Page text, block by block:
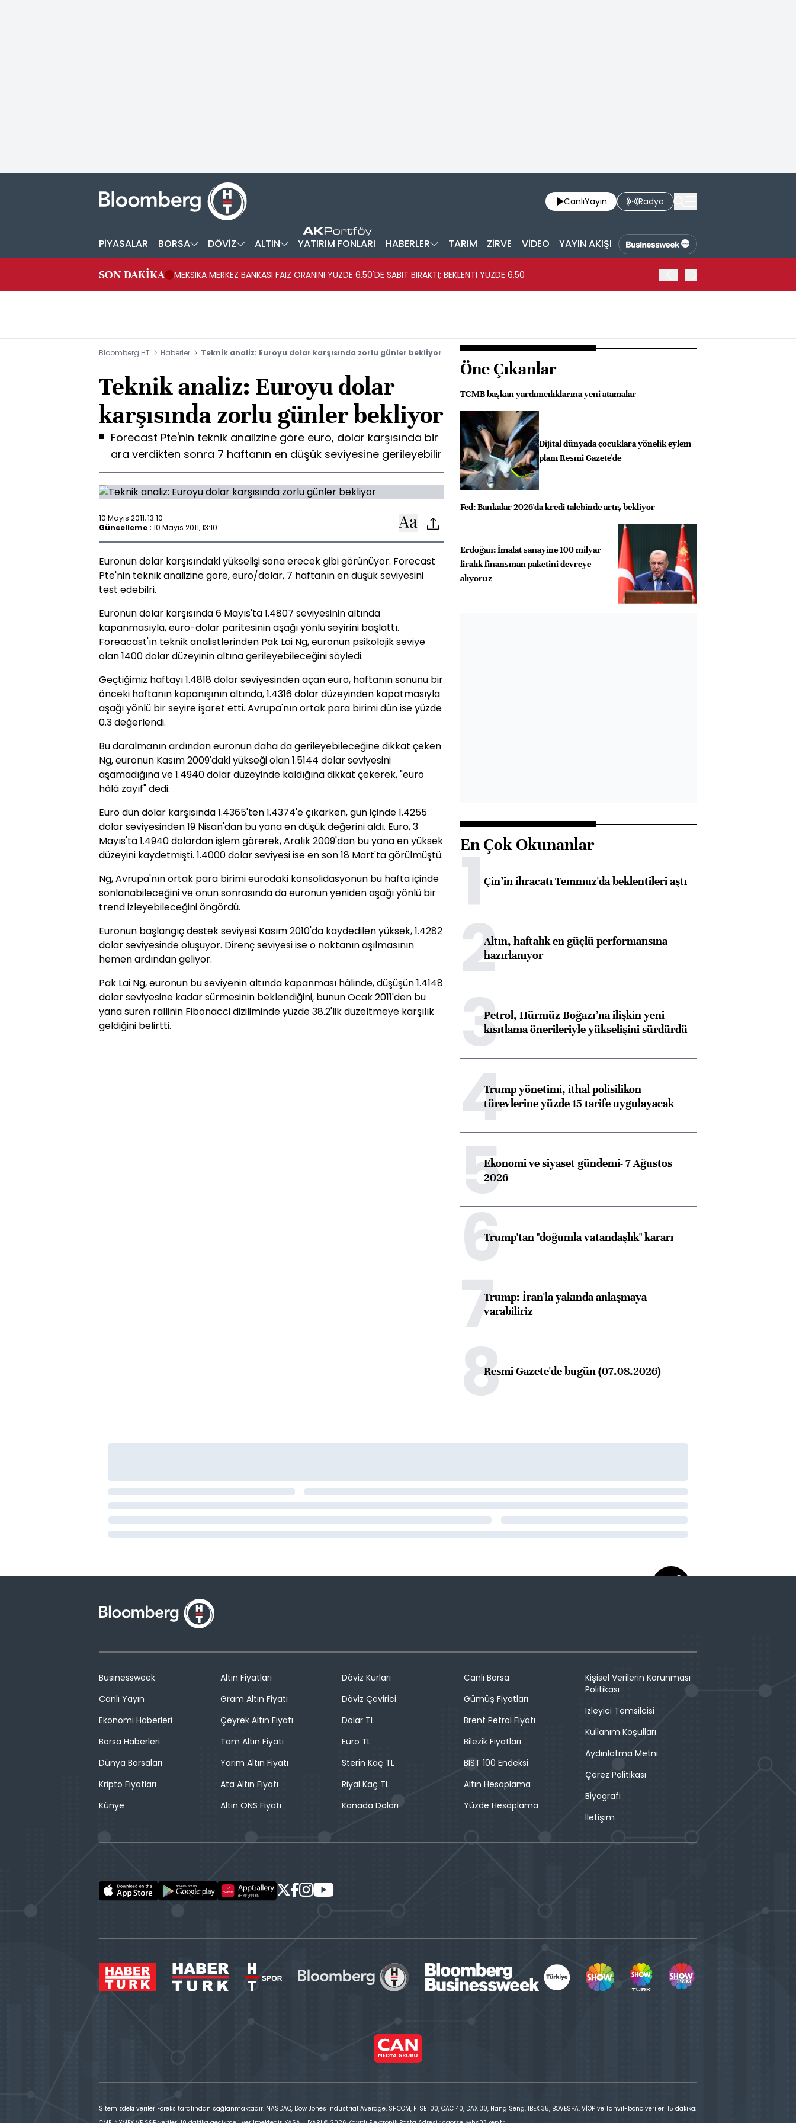
CanlıYayın Radyo
PİYASALAR BORSA DÖVİZ ALTIN YATIRIM FONLARI HABERLER TARIM ZİRVE VİDEO YAYIN AKIŞI
SON DAKİKA MEKSİKA MERKEZ BANKASI FAİZ ORANINI YÜZDE 6,50'DE SABİT BIRAKTI; BEKLENTİ YÜZDE 6,50
Bloomberg HT Haberler Teknik analiz: Euroyu dolar karşısında zorlu günler bekliyor
Teknik analiz: Euroyu dolar
karşısında zorlu günler bekliyor
Forecast Pte'nin teknik analizine göre euro, dolar karşısında bir
ara verdikten sonra 7 haftanın en düşük seviyesine gerileyebilir
10 Mayıs 2011, 13:10
Güncelleme : 10 Mayıs 2011, 13:10
Euronun dolar karşısındaki yükselişi sona erecek gibi görünüyor. Forecast
Pte'nin teknik analizine göre, euro/dolar, 7 haftanın en düşük seviyesini
test edebilri.
Euronun dolar karşısında 6 Mayıs'ta 1.4807 seviyesinin altında
kapanmasıyla, euro-dolar paritesinin aşağı yönlü seyirini başlattı.
Foreacast'ın teknik analistlerinden Pak Lai Ng, euronun psikolojik seviye
olan 1400 dolar düzeyinin altına gerileyebileceğini söyledi.
Geçtiğimiz haftayı 1.4818 dolar seviyesinden açan euro, haftanın sonunu bir
önceki haftanın kapanışının altında, 1.4316 dolar düzeyinden kapatmasıyla
aşağı yönlü bir seyire işaret etti. Avrupa'nın ortak para birimi dün ise yüzde
0.3 değerlendi.
Bu daralmanın ardından euronun daha da gerileyebileceğine dikkat çeken
Ng, euronun Kasım 2009'daki yükseği olan 1.5144 dolar seviyesini
aşamadığına ve 1.4940 dolar düzeyinde kaldığına dikkat çekerek, "euro
hâlâ zayıf" dedi.
Euro dün dolar karşısında 1.4365'ten 1.4374'e çıkarken, gün içinde 1.4255
dolar seviyesinden 19 Nisan'dan bu yana en düşük değerini aldı. Euro, 3
Mayıs'ta 1.4940 dolardan işlem görerek, Aralık 2009'dan bu yana en yüksek
düzeyini kaydetmişti. 1.4000 dolar seviyesi ise en son 18 Mart'ta görülmüştü.
Ng, Avrupa'nın ortak para birimi eurodaki konsolidasyonun bu hafta içinde
sonlanabileceğini ve onun sonrasında da euronun yeniden aşağı yönlü bir
trend izleyebileceğini öngördü.
Euronun başlangıç destek seviyesi Kasım 2010'da kaydedilen yüksek, 1.4282
dolar seviyesinde oluşuyor. Direnç seviyesi ise o noktanın aşılmasının
hemen ardından geliyor.
Pak Lai Ng, euronun bu seviyenin altında kapanması hâlinde, düşüşün 1.4148
dolar seviyesine kadar sürmesinin beklendiğini, bunun Ocak 2011'den bu
yana süren rallinin Fibonacci diziliminde yüzde 38.2'lik düzeltmeye karşılık
geldiğini belirtti.
Öne Çıkanlar
TCMB başkan yardımcılıklarına yeni atamalar
Dijital dünyada çocuklara yönelik eylem
planı Resmi Gazete'de
Fed: Bankalar 2026'da kredi talebinde artış bekliyor
Erdoğan: İmalat sanayine 100 milyar
liralık finansman paketini devreye
alıyoruz
En Çok Okunanlar
1Çin’in ihracatı Temmuz'da beklentileri aştı
2Altın, haftalık en güçlü performansına
hazırlanıyor
3Petrol, Hürmüz Boğazı’na ilişkin yeni
kısıtlama önerileriyle yükselişini sürdürdü
4Trump yönetimi, ithal polisilikon
türevlerine yüzde 15 tarife uygulayacak
5Ekonomi ve siyaset gündemi- 7 Ağustos
2026
6Trump'tan "doğumla vatandaşlık" kararı
7Trump: İran'la yakında anlaşmaya
varabiliriz
8Resmi Gazete'de bugün (07.08.2026)
Businessweek
Canlı Yayın
Ekonomi Haberleri
Borsa Haberleri
Dünya Borsaları
Kripto Fiyatları
Künye
Altın Fiyatları
Gram Altın Fiyatı
Çeyrek Altın Fiyatı
Tam Altın Fiyatı
Yarım Altın Fiyatı
Ata Altın Fiyatı
Altın ONS Fiyatı
Döviz Kurları
Döviz Çevirici
Dolar TL
Euro TL
Sterin Kaç TL
Riyal Kaç TL
Kanada Doları
Canlı Borsa
Gümüş Fiyatları
Brent Petrol Fiyatı
Bilezik Fiyatları
BIST 100 Endeksi
Altın Hesaplama
Yüzde Hesaplama
Kişisel Verilerin Korunması
Politikası
İzleyici Temsilcisi
Kullanım Koşulları
Aydınlatma Metni
Çerez Politikası
Biyografi
İletişim
Sitemizdeki veriler Foreks tarafından sağlanmaktadır. NASDAQ, Dow Jones Industrial Average, SHCOM, FTSE 100, CAC 40, DAX 30, Hang Seng, IBEX 35, BOVESPA, VİOP ve Tahvil-bono verileri 15 dakika;